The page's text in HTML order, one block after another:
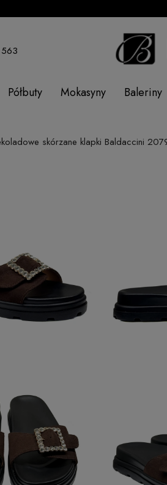
Półbuty Mokasyny Baleriny
skórzane klapki Baldaccini